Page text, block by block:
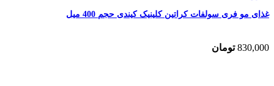
غذای مو فری سولفات کراتین کلینیک کیندی حجم 400 میل
830,000 تومان